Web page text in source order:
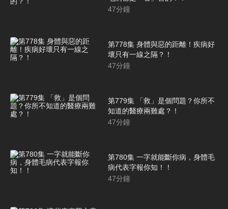
47分鐘
第778集 身體與惡的距離！疾病好
壞只有一線之隔？！
47分鐘
第779集 「救」是個問題？你所不
知道的醫療兩難處？！
47分鐘
第780集 一字就能斷你病，身體毛
病代表字報你知！！
47分鐘